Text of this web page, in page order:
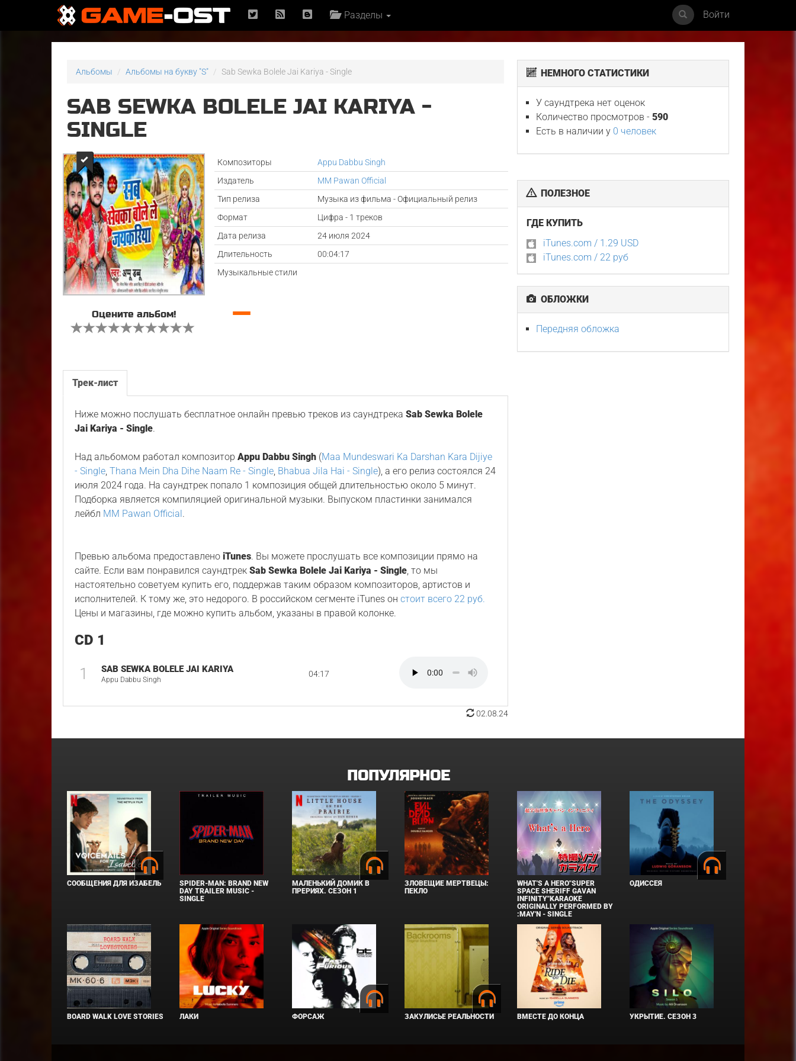
Разделы Войти
Альбомы Альбомы на букву "S" Sab Sewka Bolele Jai Kariya - Single
SAB SEWKA BOLELE JAI KARIYA -
SINGLE
Композиторы
Appu Dabbu Singh
Издатель
MM Pawan Official
Тип релиза
Музыка из фильма - Официальный релиз
Формат
Цифра - 1 треков
Дата релиза
24 июля 2024
Длительность
00:04:17
Музыкальные стили
Оцените альбом! —
Трек-лист
Ниже можно послушать бесплатное онлайн превью треков из саундтрекаSab Sewka Bolele
Jai Kariya - Single.
Над альбомом работал композиторAppu Dabbu Singh (Maa Mundeswari Ka Darshan Kara Dijiye
- Single,Thana Mein Dha Dihe Naam Re - Single, Bhabua Jila Hai - Single), а его релиз состоялся 24
июля 2024 года. На саундтрек попало 1 композиция общей длительностью около 5 минут.
Подборка является компиляцией оригинальной музыки. Выпуском пластинки занимался
лейбл MM Pawan Official .
Превью альбома предоставленоiTunes. Вы можете прослушать все композиции прямо на
сайте. Если вам понравился саундтрекSab Sewka Bolele Jai Kariya - Single, то мы
настоятельно советуем купить его, поддержав таким образом композиторов, артистов и
исполнителей. К тому же, это недорого. В российском сегменте iTunes онстоит всего 22 руб.
Цены и магазины, где можно купить альбом, указаны в правой колонке.
CD 1
1 SAB SEWKA BOLELE JAI KARIYA
Appu Dabbu Singh
04:17
02.08.24
НЕМНОГО СТАТИСТИКИ
У саундтрека нет оценок
Количество просмотров -590
Есть в наличии у 0 человек
ПОЛЕЗНОЕ
ГДЕ КУПИТЬ
iTunes.com / 1.29 USD
iTunes.com / 22 руб
ОБЛОЖКИ
Передняя обложка
ПОПУЛЯРНОЕ
СООБЩЕНИЯ ДЛЯ ИЗАБЕЛЬ
SPIDER-MAN: BRAND NEW
DAY TRAILER MUSIC -
SINGLE
МАЛЕНЬКИЙ ДОМИК В
ПРЕРИЯХ. СЕЗОН 1
ЗЛОВЕЩИЕ МЕРТВЕЦЫ:
ПЕКЛО
WHAT'S A HERO"SUPER
SPACE SHERIFF GAVAN
INFINITY"KARAOKE
ORIGINALLY PERFORMED BY
:MAY'N - SINGLE
ОДИССЕЯ
BOARD WALK LOVE STORIES ЛАКИ ФОРСАЖ ЗАКУЛИСЬЕ РЕАЛЬНОСТИ ВМЕСТЕ ДО КОНЦА УКРЫТИЕ. СЕЗОН 3